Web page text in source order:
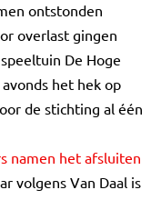
ontstonden
overlast gingen
De Hoge
het hek op
de stichting al één
namen het afsluiten
volgens Van Daal is